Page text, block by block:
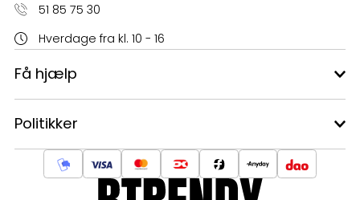
51 85 75 30
Hverdage fra kl. 10 - 16
Få hjælp
Politikker